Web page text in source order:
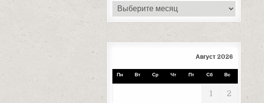
Архивы
Август 2026
Пн Вт Ср Чт Пт Сб Вс
1 2